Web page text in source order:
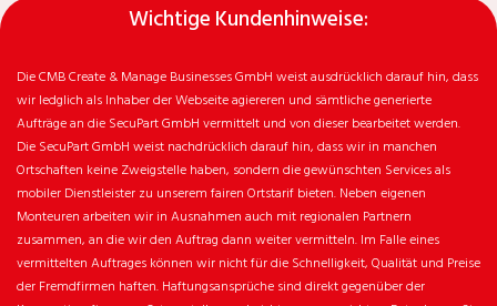
Wichtige Kundenhinweise:
Die CMB Create & Manage Businesses GmbH weist ausdrücklich darauf hin, dass
wir ledglich als Inhaber der Webseite agiereren und sämtliche generierte
Aufträge an die SecuPart GmbH vermittelt und von dieser bearbeitet werden.
Die SecuPart GmbH weist nachdrücklich darauf hin, dass wir in manchen
Ortschaften keine Zweigstelle haben, sondern die gewünschten Services als
mobiler Dienstleister zu unserem fairen Ortstarif bieten. Neben eigenen
Monteuren arbeiten wir in Ausnahmen auch mit regionalen Partnern
zusammen, an die wir den Auftrag dann weiter vermitteln. Im Falle eines
vermittelten Auftrages können wir nicht für die Schnelligkeit, Qualität und Preise
der Fremdfirmen haften. Haftungsansprüche sind direkt gegenüber der